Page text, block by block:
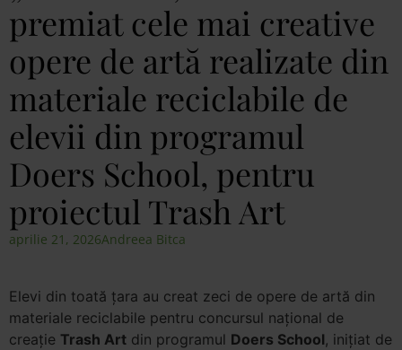
premiat cele mai creative
opere de artă realizate din
materiale reciclabile de
elevii din programul
Doers School, pentru
proiectul Trash Art
aprilie 21, 2026Andreea Bitca
Elevi din toată țara au creat zeci de opere de artă din
materiale reciclabile pentru concursul național de
creație Trash Art din programul Doers School, inițiat de